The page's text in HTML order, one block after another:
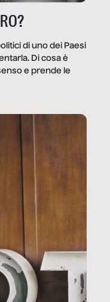
di uno dei Paesi
Di cosa è
e prende le